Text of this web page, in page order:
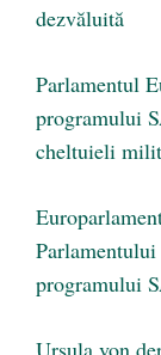
dezvăluită
Parlamentul
programului
cheltuieli
programului
Ursula von